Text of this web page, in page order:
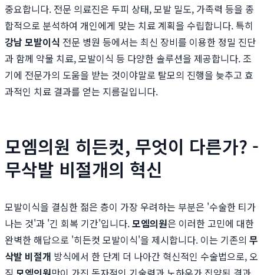
중요합니다. 전문 의료진은 두피 상태, 모발 밀도, 가족력 등을 종
합적으로 분석하여 개인에게 맞는 치료 계획을 수립합니다. 특히
강남 모발이식 전문 병원 등에서는 최신 장비를 이용한 정밀 진단
과 함께 약물 치료, 모발이식 등 다양한 솔루션을 제공합니다. 조
기에 전문가의 도움을 받는 것이야말로 탈모의 진행을 늦추고 효
과적인 치료 결과를 얻는 지름길입니다.
모엠의원 히든컷, 무엇이 다른가? -
무삭발 비절개의 혁신
모발이식을 결심한 젊은 층이 가장 우려하는 부분은 '수술한 티가
나는 것'과 '긴 회복 기간'입니다.모엠의원은 이러한 고민에 대한
완벽한 해답으로 '히든컷 모발이식'을 제시합니다. 이는 기존의 무
삭발 비절개 방식에서 한 단계 더 나아간 혁신적인 수술법으로, 오